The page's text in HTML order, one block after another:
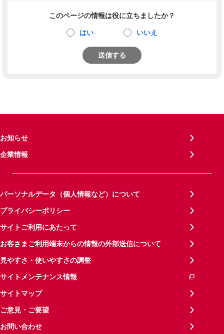
このページの情報は役に立ちましたか？
はい いいえ
送信する
お知らせ
企業情報
パーソナルデータ（個人情報など）について
プライバシーポリシー
サイトご利用にあたって
お客さまご利用端末からの情報の外部送信について
見やすさ・使いやすさの調整
サイトメンテナンス情報
サイトマップ
ご意見・ご要望
お問い合わせ